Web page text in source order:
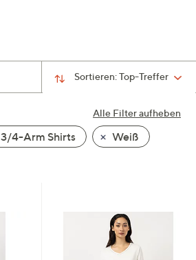
Sortieren:Top-Treffer
Alle Filter aufheben
3/4-Arm Shirts
Weiß